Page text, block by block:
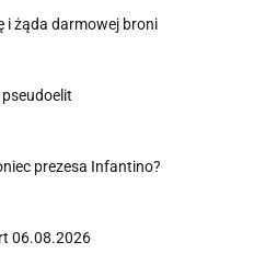
i żąda darmowej broni
prezesa Infantino?
06.08.2026